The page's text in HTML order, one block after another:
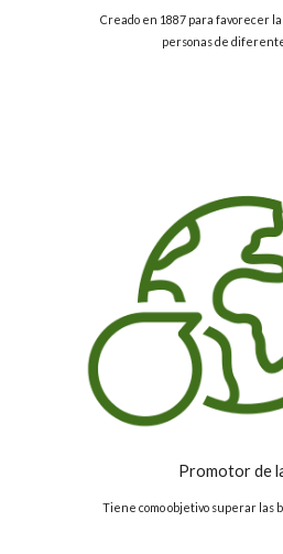
Creado en 1887 para favorecer
personas de
Promotor de
Tiene como objetivo superar las